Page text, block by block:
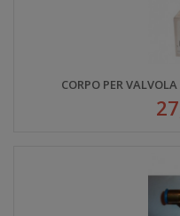
CORPO PER